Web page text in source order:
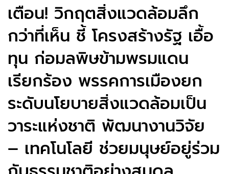
เตือน! วิกฤตสิ่งแวดล้อมลึก
กว่าที่เห็น ชี้ โครงสร้างรัฐ เอื้อ
ทุน ก่อมลพิษข้ามพรมแดน
เรียกร้อง พรรคการเมืองยก
ระดับนโยบายสิ่งแวดล้อมเป็น
วาระแห่งชาติ พัฒนางานวิจัย
– เทคโนโลยี ช่วยมนุษย์อยู่ร่วม